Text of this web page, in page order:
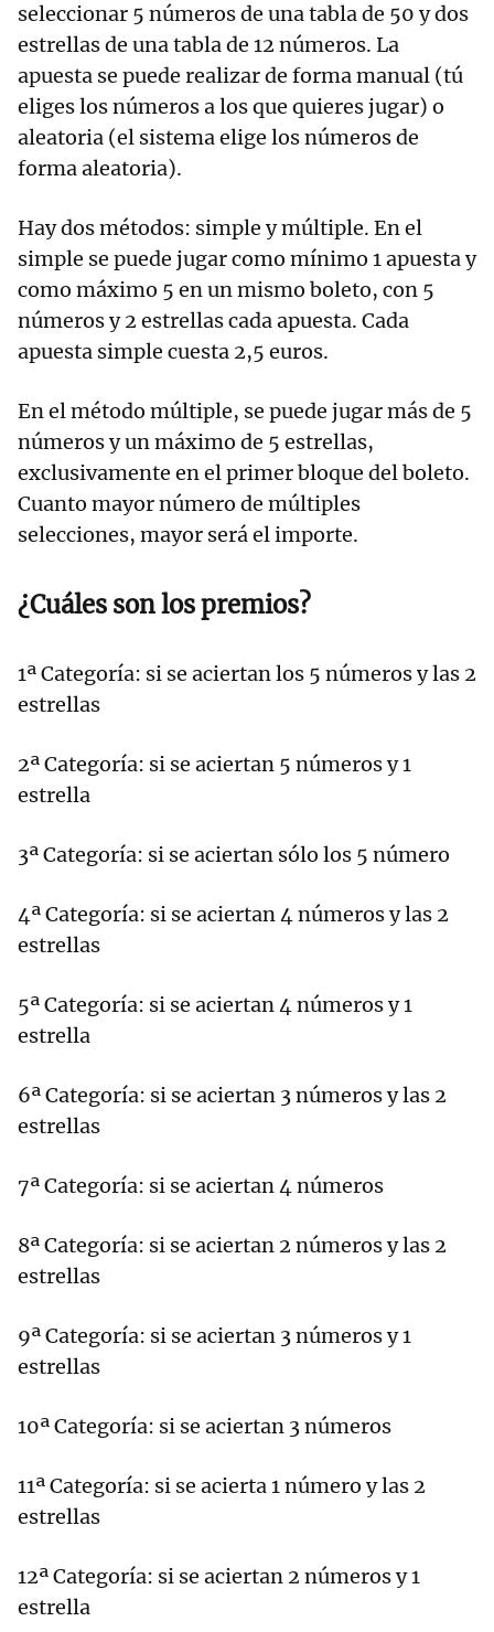
seleccionar 5 números de una tabla de 50 y dos
estrellas de una tabla de 12 números. La
apuesta se puede realizar de forma manual (tú
eliges los números a los que quieres jugar) o
aleatoria (el sistema elige los números de
forma aleatoria).
Hay dos métodos: simple y múltiple. En el
simple se puede jugar como mínimo 1 apuesta y
como máximo 5 en un mismo boleto, con 5
números y 2 estrellas cada apuesta. Cada
apuesta simple cuesta 2,5 euros.
En el método múltiple, se puede jugar más de 5
números y un máximo de 5 estrellas,
exclusivamente en el primer bloque del boleto.
Cuanto mayor número de múltiples
selecciones, mayor será el importe.
¿Cuáles son los premios?
1ª Categoría: si se aciertan los 5 números y las 2
estrellas
2ª Categoría: si se aciertan 5 números y 1
estrella
3ª Categoría: si se aciertan sólo los 5 número
4ª Categoría: si se aciertan 4 números y las 2
estrellas
5ª Categoría: si se aciertan 4 números y 1
estrella
6ª Categoría: si se aciertan 3 números y las 2
estrellas
7ª Categoría: si se aciertan 4 números
8ª Categoría: si se aciertan 2 números y las 2
estrellas
9ª Categoría: si se aciertan 3 números y 1
estrellas
10ª Categoría: si se aciertan 3 números
11ª Categoría: si se acierta 1 número y las 2
estrellas
12ª Categoría: si se aciertan 2 números y 1
estrella